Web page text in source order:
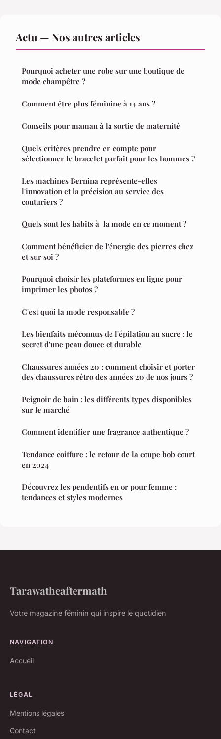
Actu — Nos autres articles
Pourquoi acheter une robe sur une boutique de
mode champêtre ?
Comment être plus féminine à 14 ans ?
Conseils pour maman à la sortie de maternité
Quels critères prendre en compte pour
sélectionner le bracelet parfait pour les hommes ?
Les machines Bernina représente-elles
l'innovation et la précision au service des
couturiers ?
Quels sont les habits à la mode en ce moment ?
Comment bénéficier de l'énergie des pierres chez
et sur soi ?
Pourquoi choisir les plateformes en ligne pour
imprimer les photos ?
C'est quoi la mode responsable ?
Les bienfaits méconnus de l'épilation au sucre : le
secret d'une peau douce et durable
Chaussures années 20 : comment choisir et porter
des chaussures rétro des années 20 de nos jours ?
Peignoir de bain : les différents types disponibles
sur le marché
Comment identifier une fragrance authentique ?
Tendance coiffure : le retour de la coupe bob court
en 2024
Découvrez les pendentifs en or pour femme :
tendances et styles modernes
Tarawatheaftermath
Votre magazine féminin qui inspire le quotidien
NAVIGATION
Accueil
LÉGAL
Mentions légales
Contact